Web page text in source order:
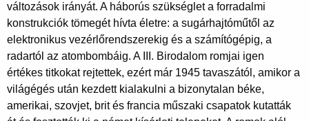
változások irányát. A háborús szükséglet a forradalmi
konstrukciók tömegét hívta életre: a sugárhajtóműtől az
elektronikus vezérlőrendszerekig és a számítógépig, a
radartól az atombombáig. A III. Birodalom romjai igen
értékes titkokat rejtettek, ezért már 1945 tavaszától, amikor a
világégés után kezdett kialakulni a bizonytalan béke,
amerikai, szovjet, brit és francia műszaki csapatok kutatták